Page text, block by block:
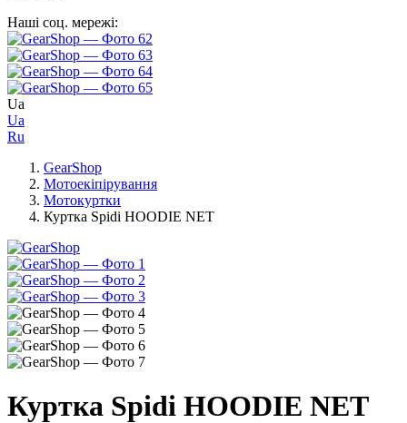
Наші соц. мережі:
Ua
Ua
Ru
GearShop
Мотоекіпірування
Мотокуртки
Куртка Spidi HOODIE NET
Куртка Spidi HOODIE NET